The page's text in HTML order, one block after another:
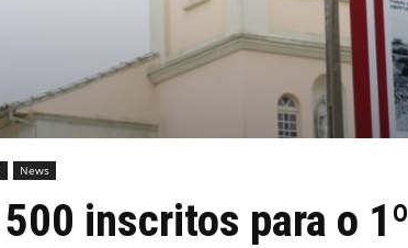
News
inscritos para o 1º